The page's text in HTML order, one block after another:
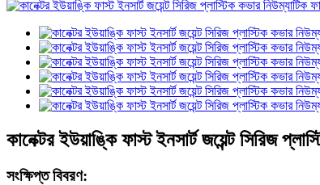
কানেক্টর ইউয়াঙ্কি ফাস্ট ইনসার্ট জয়েন্ট সিরিজ
সংক্ষিপ্ত বিবরণ: